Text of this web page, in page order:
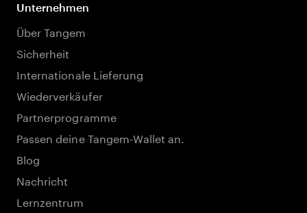
Unternehmen
Über Tangem
Sicherheit
Internationale Lieferung
Wiederverkäufer
Partnerprogramme
Passen deine Tangem-Wallet an.
Blog
Nachricht
Lernzentrum